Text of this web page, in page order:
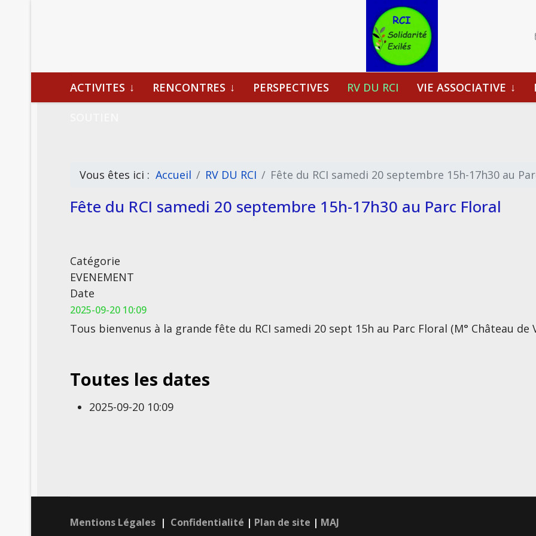
ACTIVITES RENCONTRES PERSPECTIVES RV DU RCI VIE ASSOCIATIVE
Vous êtes ici : Accueil RV DU RCI Fête du RCI samedi 20 septembre 15h-17h30 au
Fête du RCI samedi 20 septembre 15h-17h30 au Parc Floral
Catégorie
EVENEMENT
Date
2025-09-20 10:09
Tous bienvenus à la grande fête du RCI samedi 20 sept 15h au Parc Floral (M° Château de
Toutes les dates
2025-09-20 10:09
Mentions Légales | Confidentialité | Plan de site | MAJ